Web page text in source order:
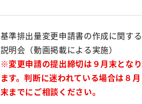
基準排出量変更申請書の作成に関する
説明会（動画掲載による実施）
※変更申請の提出締切は９月末となり
ます。判断に迷われている場合は８月
末までにご相談ください。